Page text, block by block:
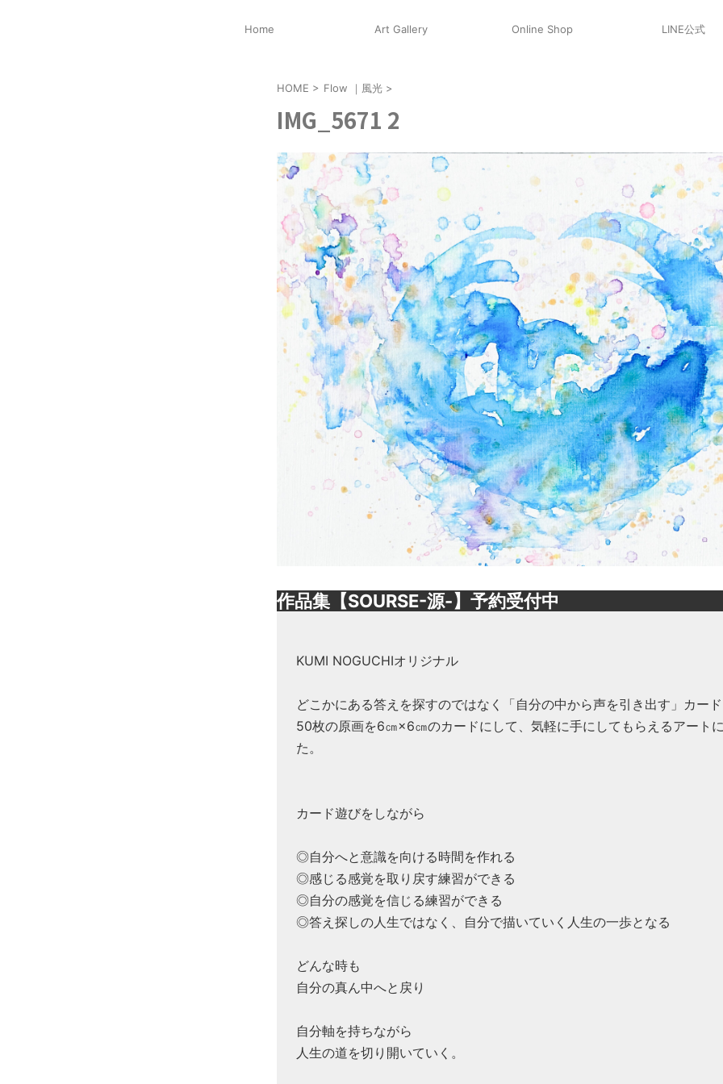
Home Art Gallery Online Shop LINE公式
HOME > Flow ｜風光 >
IMG_5671 2
作品集【SOURSE-源-】予約受付中
KUMI NOGUCHIオリジナル
どこかにある答えを探すのではなく「自分の中から声を引き出す」カー
50枚の原画を6㎝×6㎝のカードにして、気軽に手にしてもらえるアート
た。
カード遊びをしながら
◎自分へと意識を向ける時間を作れる
◎感じる感覚を取り戻す練習ができる
◎自分の感覚を信じる練習ができる
◎答え探しの人生ではなく、自分で描いていく人生の一歩となる
どんな時も
自分の真ん中へと戻り
自分軸を持ちながら
人生の道を切り開いていく。